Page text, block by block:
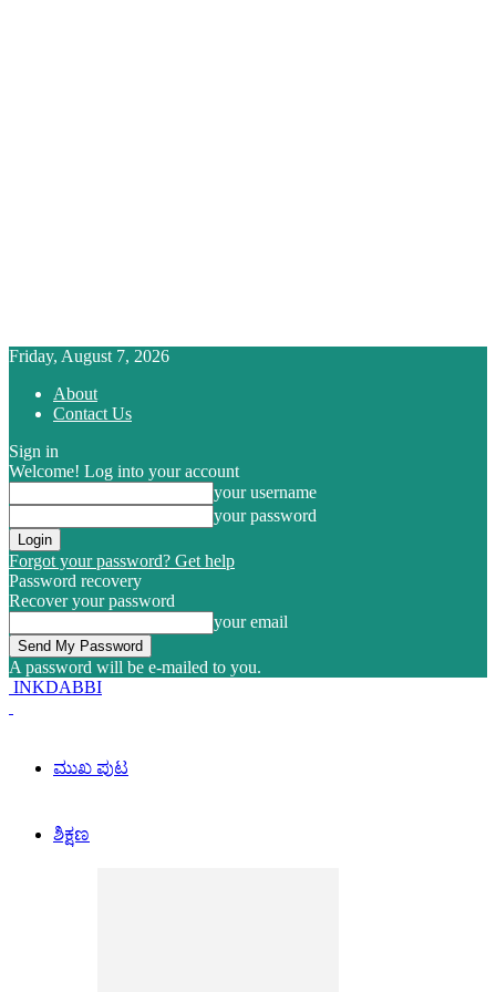
Friday, August 7, 2026
About
Contact Us
Sign in
Welcome! Log into your account
your username
your password
Forgot your password? Get help
Password recovery
Recover your password
your email
A password will be e-mailed to you.
INKDABBI
ಮುಖ ಪುಟ
ಶಿಕ್ಷಣ